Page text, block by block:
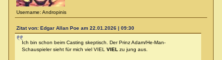
Username: Andropinis
Zitat von: Edgar Allan Poe am 22.01.2026 | 09:30
Ich bin schon beim Casting skeptisch. Der Prinz Adam/He-Man-
Schauspieler sieht für mich viel VIEL VIEL zu jung aus.